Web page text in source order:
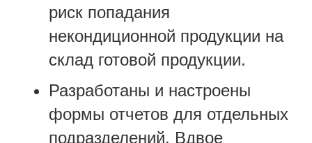
риск попадания
некондиционной продукции на
склад готовой продукции.
Разработаны и настроены
формы отчетов для отдельных
подразделений. Вдвое